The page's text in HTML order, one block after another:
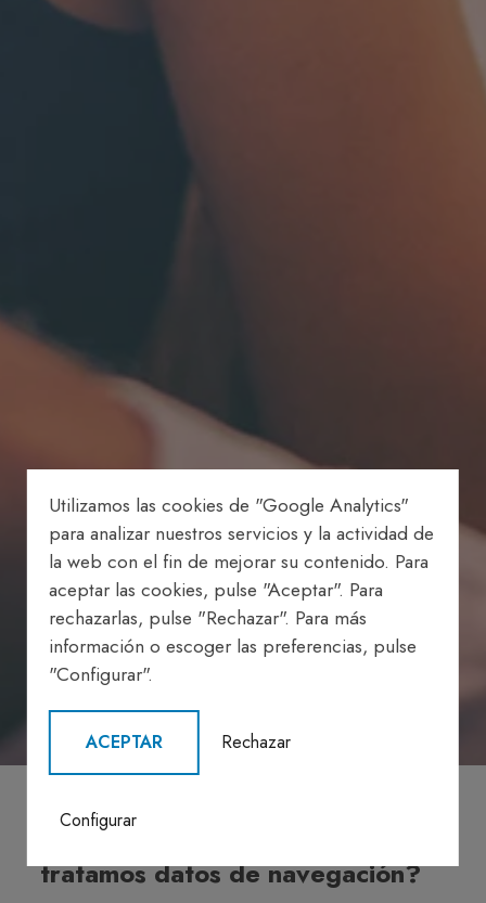
Política de cookies
¿Para qué utilizamos cookies y
tratamos datos de navegación?
Utilizamos las cookies de "Google Analytics"
para analizar nuestros servicios y la actividad de
la web con el fin de mejorar su contenido. Para
aceptar las cookies, pulse "Aceptar". Para
rechazarlas, pulse "Rechazar". Para más
información o escoger las preferencias, pulse
"Configurar".
ACEPTAR Rechazar
Configurar